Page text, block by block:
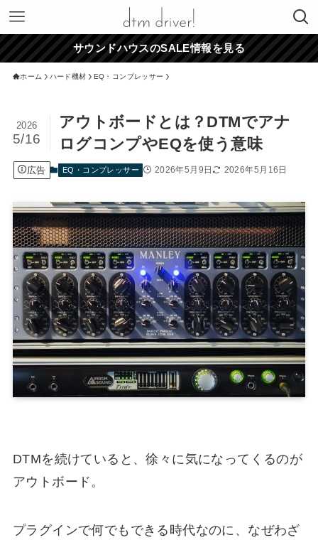
サウンドハウスのSALE情報を見る
ホーム ハード機材 EQ・コンプレッサー
アウトボードとは？DTMでアナ
ログコンプやEQを使う意味
2026
5/16
広告 EQ・コンプレッサー 2026年5月9日 2026年5月16日
DTMを続けていると、徐々に気になってくるのが
アウトボード。
プラグインで何でもできる時代なのに、なぜわざ